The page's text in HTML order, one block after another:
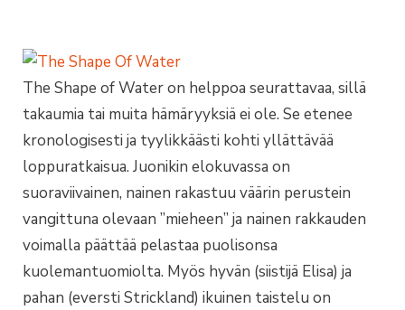
The Shape of Water on helppoa seurattavaa, sillä
takaumia tai muita hämäryyksiä ei ole. Se etenee
kronologisesti ja tyylikkäästi kohti yllättävää
loppuratkaisua. Juonikin elokuvassa on
suoraviivainen, nainen rakastuu väärin perustein
vangittuna olevaan ”mieheen” ja nainen rakkauden
voimalla päättää pelastaa puolisonsa
kuolemantuomiolta. Myös hyvän (siistijä Elisa) ja
pahan (eversti Strickland) ikuinen taistelu on